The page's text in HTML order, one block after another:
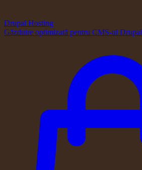
Drupal Hosting
Găzduire optimizată pentru CMS-ul Drupal